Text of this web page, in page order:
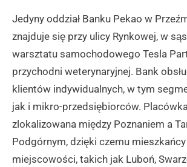
Jedyny oddział Banku Pekao w
znajduje się przy ulicy Rynkowej, w
warsztatu samochodowego Tesla
przychodni weterynaryjnej. Bank
klientów indywidualnych, w tym
jak i mikro-przedsiębiorców.
zlokalizowana między Poznaniem a
Podgórnym, dzięki czemu
miejscowości, takich jak Luboń,